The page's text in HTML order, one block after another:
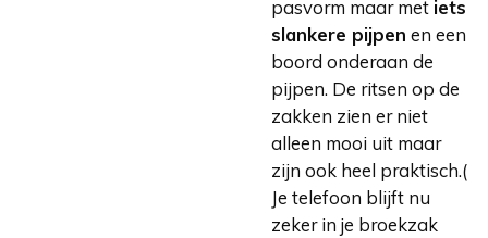
pasvorm maar met iets
slankere pijpen en een
boord onderaan de
pijpen. De ritsen op de
zakken zien er niet
alleen mooi uit maar
zijn ook heel praktisch.(
Je telefoon blijft nu
zeker in je broekzak